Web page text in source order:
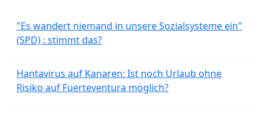
"Es wandert niemand in unsere Sozialsysteme ein"
(SPD) : stimmt das?
Hantavirus auf Kanaren: Ist noch Urlaub ohne
Risiko auf Fuerteventura möglich?